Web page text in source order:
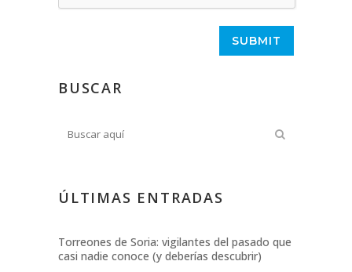
BUSCAR
ÚLTIMAS ENTRADAS
Torreones de Soria: vigilantes del pasado que
casi nadie conoce (y deberías descubrir)